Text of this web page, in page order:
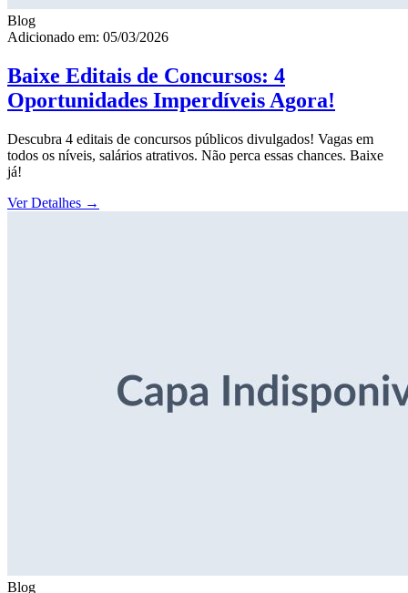
Blog
Adicionado em: 05/03/2026
Baixe Editais de Concursos: 4
Oportunidades Imperdíveis Agora!
Descubra 4 editais de concursos públicos divulgados! Vagas em
todos os níveis, salários atrativos. Não perca essas chances. Baixe
já!
Ver Detalhes →
Blog